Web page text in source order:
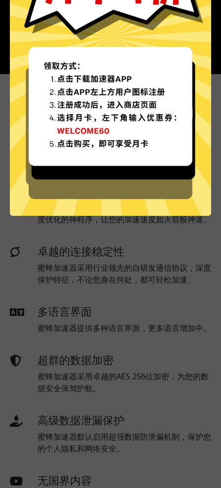
为什么选择蜜蜂加速器?
更多服务器地区选择
蜜蜂加速器现已拥有超多加速服务器节点，并且还
蜜蜂加速器已为所有蜜蜂加速器服务器部署实时速
度优化的神程序，让您的加速速度如火箭般神速。
卓越的连接稳定性
蜜蜂加速器采用行业领先的自研发通信协议，深度
保护特征，不论您身在何处，都可轻松加速。
多语言界面
蜜蜂加速器提供多种语言界面，更多语言增加中。
超群的数据加密
蜜蜂加速器采用卓越的AES 256位加密，为您的数
据安全保驾护航。
高级数据泄漏保护
蜜蜂加速器默认启用超强数据防泄漏机制，保护您
的个人隐私和网络安全。
无国界内容